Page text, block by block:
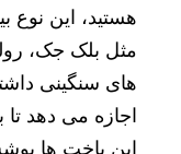
هستید، این
مثل بلک جک،
های سنگینی
اجازه می دهد
این باخت ها